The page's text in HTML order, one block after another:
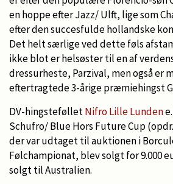
en hoppe efter Jazz/ Ulft, lige som
efter den succesfulde hollandske
Det helt særlige ved dette føls
ikke blot er helsøster til en af
dressurheste, Parzival, men også er
eftertragtede 3-årige præmiehingst
DV-hingstefølletNifro Lille Lunden
Schufro/ Blue Hors Future Cup
der var udtaget til auktionen i
Følchampionat, blev solgt for 9.000
solgt til Australien.